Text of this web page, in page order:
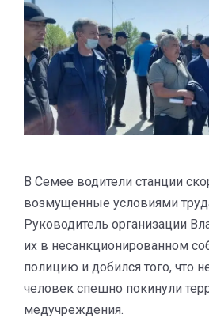
В Семее водители станции
возмущенные условиями
Руководитель организации
их в несанкционированном
полицию и добился того, что
человек спешно покинули
медучреждения.